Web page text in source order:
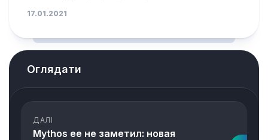
17.01.2021
Оглядати
ДАЛІ
Mythos ее не заметил: новая